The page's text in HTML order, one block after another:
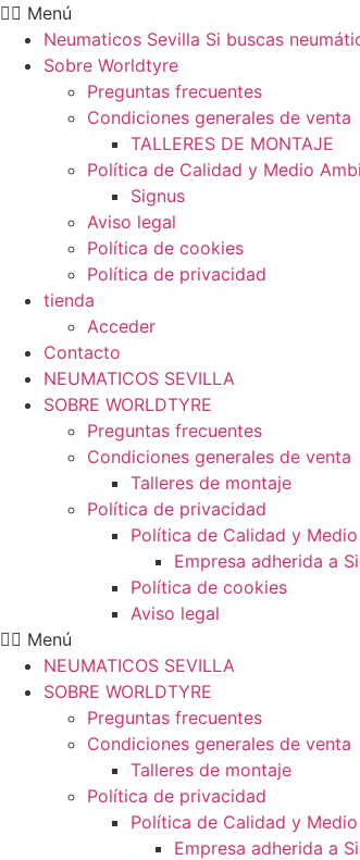
Ir
contenido
Menú
Neumaticos Sevilla Si buscas
Sobre Worldtyre
Preguntas frecuentes
Condiciones generales de venta
TALLERES DE MONTAJE
Política de Calidad y Medio
Signus
Aviso legal
Política de cookies
Política de privacidad
tienda
Acceder
Contacto
NEUMATICOS SEVILLA
SOBRE WORLDTYRE
Preguntas frecuentes
Condiciones generales de venta
Talleres de montaje
Política de privacidad
Política de Calidad y
Empresa adherida a
Política de cookies
Aviso legal
Menú
NEUMATICOS SEVILLA
SOBRE WORLDTYRE
Preguntas frecuentes
Condiciones generales de venta
Talleres de montaje
Política de privacidad
Política de Calidad y
Empresa adherida a